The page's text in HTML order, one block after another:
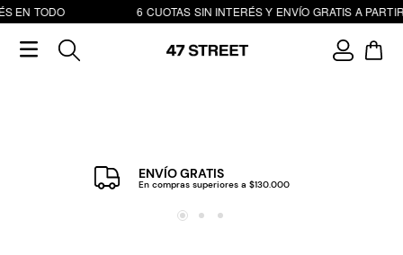
EN TODO 6 CUOTAS SIN INTERÉS Y ENVÍO GRATIS A
ENVÍO GRATIS
En compras superiores a $130.000